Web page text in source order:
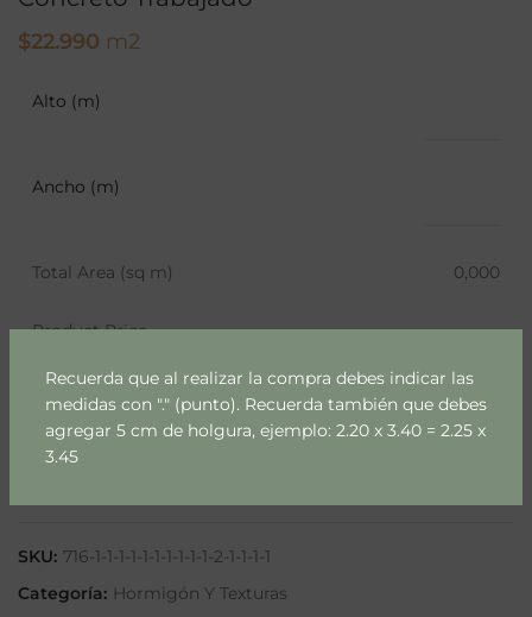
Recuerda que al realizar la compra debes indicar las
medidas con "." (punto). Recuerda también que debes
agregar 5 cm de holgura, ejemplo: 2.20 x 3.40 = 2.25 x
3.45
$22.990 m2
Alto (m)
Ancho (m)
Total Area (sq m) 0,000
Product Price
AÑADIR AL CARRITO
SKU: 716-1-1-1-1-1-1-1-1-1-1-2-1-1-1-1
Categoría: Hormigón Y Texturas